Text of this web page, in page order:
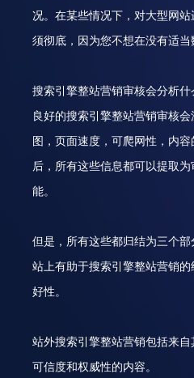
况。在某些情况下，对大型网
须彻底，因为您不想在没有适
搜索引擎整站营销审核会分析什
良好的搜索引擎整站营销审核
图，页面速度，可爬网性，内
后，所有这些信息都可以提取
能。
但是，所有这些都归结为三个
站上有助于搜索引擎整站营销
好性。
站外搜索引擎整站营销包括来
可信度和权威性的内容。